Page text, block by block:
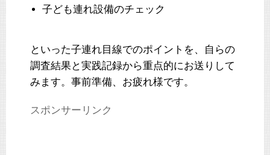
子ども連れ設備のチェック
といった子連れ目線でのポイントを、自らの
調査結果と実践記録から重点的にお送りして
みます。事前準備、お疲れ様です。
スポンサーリンク